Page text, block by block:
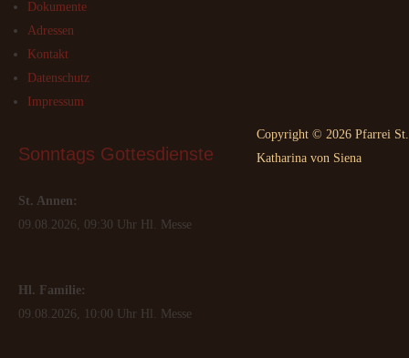
Dokumente
Adressen
Kontakt
Datenschutz
Impressum
Sonntags Gottesdienste
St. Annen:
09.08.2026, 09:30 Uhr Hl. Messe
Hl. Familie:
09.08.2026, 10:00 Uhr Hl. Messe
Copyright © 2026 Pfarrei St.
Katharina von Siena